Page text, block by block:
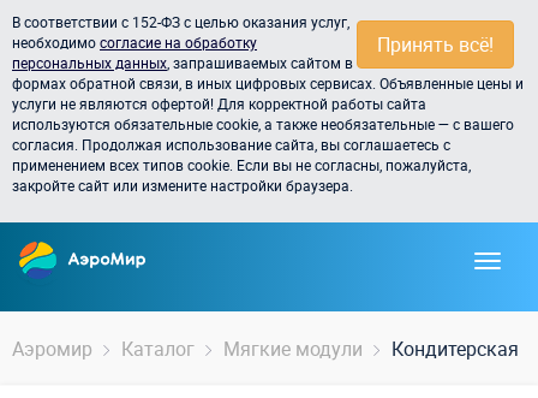
Принять всё!
В соответствии с 152-ФЗ с целью оказания услуг,
необходимосогласие на обработку
персональных данных , запрашиваемых сайтом в
формах обратной связи, в иных цифровых сервисах. Объявленные цены и
услуги не являются офертой! Для корректной работы сайта
используются обязательные cookie, а также необязательные — с вашего
согласия. Продолжая использование сайта, вы соглашаетесь с
применением всех типов cookie. Если вы не согласны, пожалуйста,
закройте сайт или измените настройки браузера.
Аэромир Каталог Мягкие модули Кондитерская